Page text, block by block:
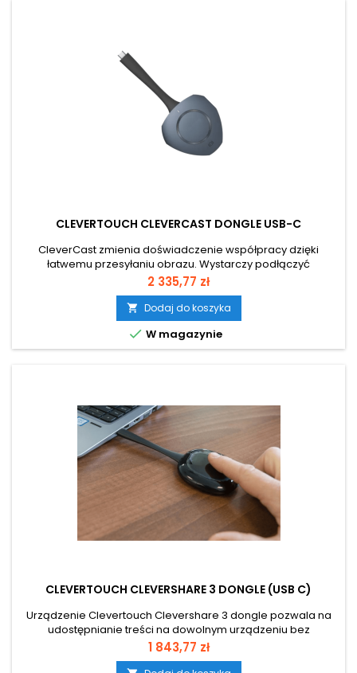
CLEVERTOUCH CLEVERCAST DONGLE USB-C
CleverCast zmienia doświadczenie współpracy dzięki
łatwemu przesyłaniu obrazu. Wystarczy podłączyć
urządzenie do laptopa i kliknąć, aby płynnie przesyłać obraz
na monitor interaktywny.
Cena
2 335,77 zł
 Dodaj do koszyka
 W magazynie
CLEVERTOUCH CLEVERSHARE 3 DONGLE (USB C)
Urządzenie Clevertouch Clevershare 3 dongle pozwala na
udostępnianie treści na dowolnym urządzeniu bez
konieczności pobierania aplikacji.
Cena
1 843,77 zł